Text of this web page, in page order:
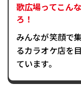
歌広場ってこん
ろ！
みんなが笑顔で
るカラオケ店を
ています。